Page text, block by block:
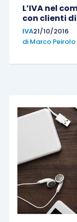
L’IVA nel
con clienti
IVA21/10/2016
di Marco Peirolo